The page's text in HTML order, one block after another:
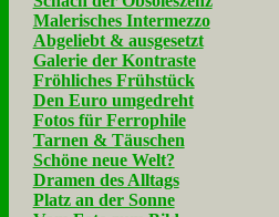
Malerisches Intermezzo
Abgeliebt & ausgesetzt
Galerie der Kontraste
Fröhliches Frühstück
Den Euro umgedreht
Fotos für Ferrophile
Tarnen & Täuschen
Schöne neue Welt?
Dramen des Alltags
Platz an der Sonne